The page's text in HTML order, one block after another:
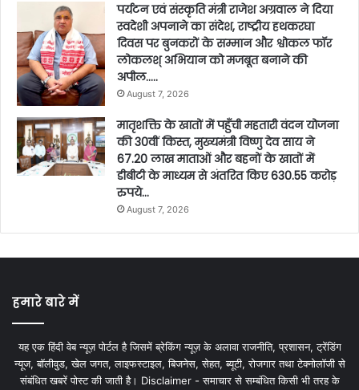
पर्यटन एवं संस्कृति मंत्री राजेश अग्रवाल ने दिया
स्वदेशी अपनाने का संदेश, राष्ट्रीय हथकरघा
दिवस पर बुनकरों के सम्मान और श्वोकल फॉर
लोकलश् अभियान को मजबूत बनाने की
अपील…..
August 7, 2026
मातृशक्ति के खातों में पहुँची महतारी वंदन योजना
की 30वीं किस्त, मुख्यमंत्री विष्णु देव साय ने
67.20 लाख माताओं और बहनों के खातों में
डीबीटी के माध्यम से अंतरित किए 630.55 करोड़
रुपये…
August 7, 2026
हमारे बारे में
यह एक हिंदी वेब न्यूज़ पोर्टल है जिसमें ब्रेकिंग न्यूज़ के अलावा राजनीति, प्रशासन, ट्रेंडिंग
न्यूज, बॉलीवुड, खेल जगत, लाइफस्टाइल, बिजनेस, सेहत, ब्यूटी, रोजगार तथा टेक्नोलॉजी से
संबंधित खबरें पोस्ट की जाती है। Disclaimer - समाचार से सम्बंधित किसी भी तरह के